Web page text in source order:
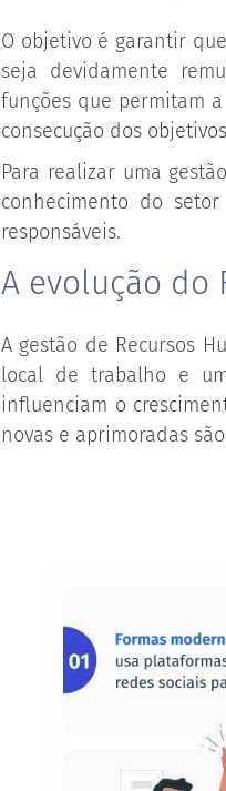
O objetivo é garantir
seja devidamente
funções que permitam
consecução dos
Para realizar uma
conhecimento do
responsáveis.
A evolução do
A gestão de Recursos
local de trabalho e
influenciam o
novas e aprimoradas